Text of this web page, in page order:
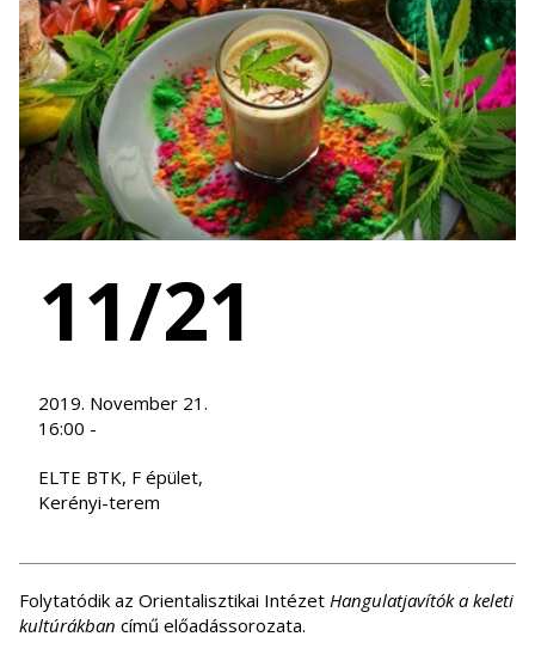
11/21
2019. November 21.
16:00 -
ELTE BTK, F épület,
Kerényi-terem
Folytatódik az Orientalisztikai Intézet Hangulatjavítók a keleti
kultúrákban című előadássorozata.